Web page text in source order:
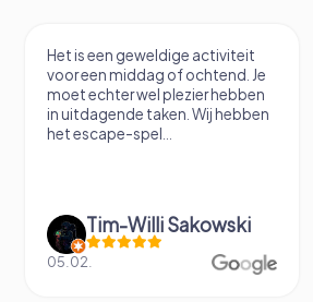
Het is een geweldige activiteit
voor een middag of ochtend. Je
moet echter wel plezier hebben
in uitdagende taken. Wij hebben
het escape-spel...
Tim-Willi Sakowski
05.02.